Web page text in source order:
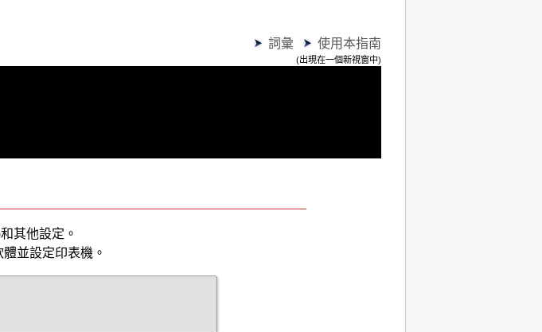
使用本指南
詞彙
(出現在一個新視窗中)
其他設定。
體並設定印表機 。